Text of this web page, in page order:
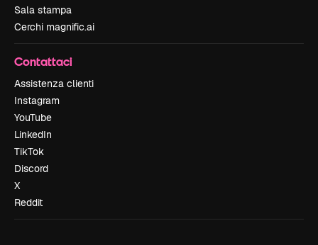
Sala stampa
Cerchi magnific.ai
Contattaci
Assistenza clienti
Instagram
YouTube
LinkedIn
TikTok
Discord
X
Reddit